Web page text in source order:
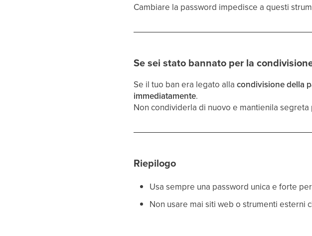
Cambiare la password impedisce a questi
Se sei stato bannato per la
Se il tuo ban era legato allacondivisione della
immediatamente.
Non condividerla di nuovo e mantienila
Riepilogo
Usa sempre una password unica e forte
Non usare mai siti web o strumenti esterni